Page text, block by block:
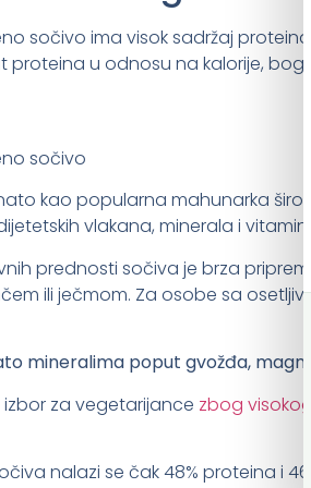
sočivo ima visok sadržaj
proteina u odnosu na kalorije,
sočivo
kao popularna mahunarka
vlakana, minerala i
prednosti sočiva je brza
ili ječmom. Za osobe sa
mineralima poput gvožđa,
za vegetarijance zbog
nalazi se čak 48% proteina i